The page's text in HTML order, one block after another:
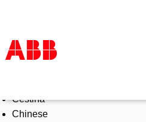
Products & Solutions
Industries
Čeština
Chinese